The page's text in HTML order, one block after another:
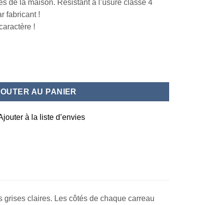
de la maison. Résistant à l’usure classe 4
fabricant !
!
AU PANIER
à la liste d’envies
claires. Les côtés de chaque carreau